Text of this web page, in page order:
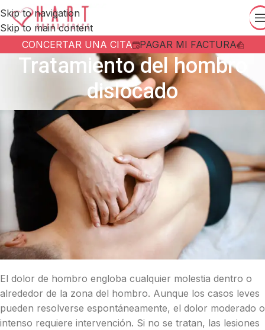
Skip to navigation
Skip to main content
CONCERTAR UNA CITA
PAGAR MI FACTURA
Tratamiento del hombro
dislocado
El dolor de hombro engloba cualquier molestia dentro o
alrededor de la zona del hombro. Aunque los casos leves
pueden resolverse espontáneamente, el dolor moderado o
intenso requiere intervención. Si no se tratan, las lesiones